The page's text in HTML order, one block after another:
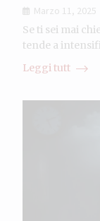
Marzo 11, 2025
Se ti sei mai
tende a
Leggi tutt